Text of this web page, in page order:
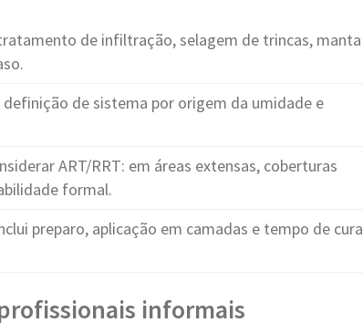
de infiltração, selagem de trincas, manta
definição de sistema por origem da umidade e
ART/RRT: em áreas extensas, coberturas
formal.
preparo, aplicação em camadas e tempo de cura
informais